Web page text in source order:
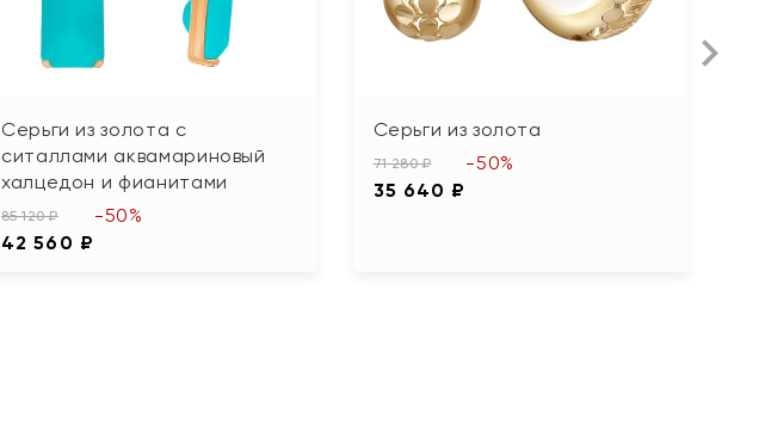
Серьги из золота с
ситаллами аквамариновый
халцедон и фианитами
85 120 ₽
42 560 ₽
-50%
Серьги из золота
71 280 ₽
35 640 ₽
-50%